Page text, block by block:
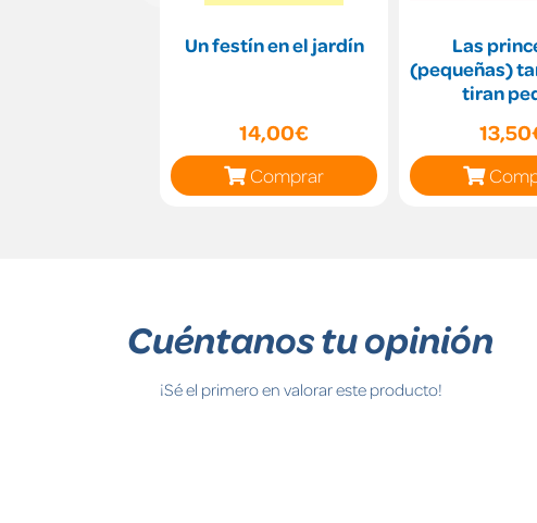
Un festín en el jardín
14,00€
Comprar
Las
(pequeñas)
tiran
Cuéntanos tu opinión
¡Sé el primero en valorar este producto!